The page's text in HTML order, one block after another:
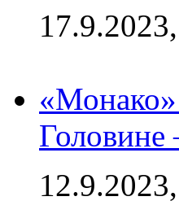
«Монако»
Головине